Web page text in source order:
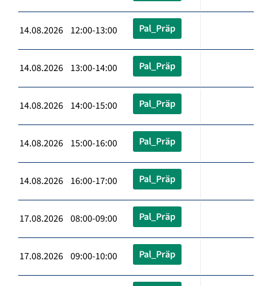
14.08.2026 12:00-13:00 Pal_Präp
14.08.2026 13:00-14:00 Pal_Präp
14.08.2026 14:00-15:00 Pal_Präp
14.08.2026 15:00-16:00 Pal_Präp
14.08.2026 16:00-17:00 Pal_Präp
17.08.2026 08:00-09:00 Pal_Präp
17.08.2026 09:00-10:00 Pal_Präp